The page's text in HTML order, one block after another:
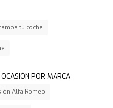
tu coche
POR MARCA
Alfa Romeo